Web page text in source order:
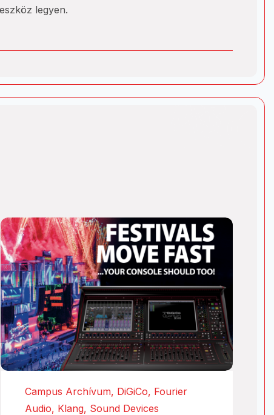
legyen.
Campus Archívum, DiGiCo, Fourier
Audio, Klang, Sound Devices